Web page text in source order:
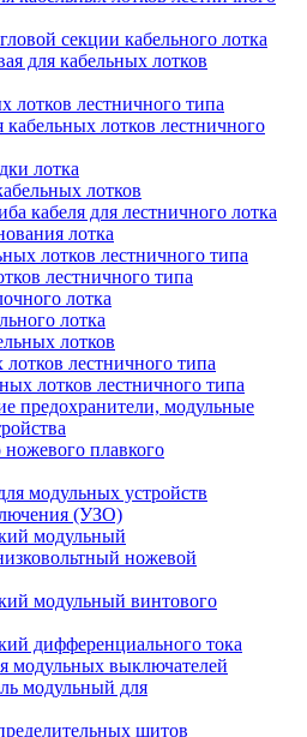
секции кабельного лотка
для кабельных лотков
лотков лестничного типа
кабельных лотков лестничного
лотка
лотков
кабеля для лестничного лотка
лотка
лотков лестничного типа
лестничного типа
лотка
лотка
лотков
лестничного типа
лотков лестничного типа
предохранители, модульные
ножевого плавкого
модульных устройств
(УЗО)
модульный
ножевой
модульный винтового
дифференциального тока
модульных выключателей
модульный для
щитов